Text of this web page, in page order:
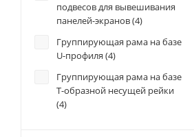
подвесов для вывешивания
панелей-экранов (4)
Группирующая рама на базе
U-профиля (4)
Группирующая рама на базе
Т-образной несущей рейки
(4)